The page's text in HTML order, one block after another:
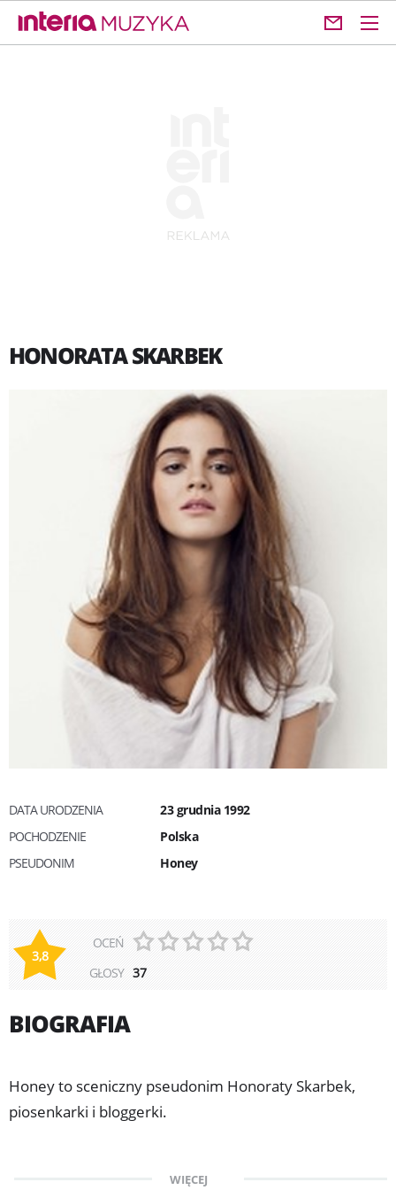
HONORATA SKARBEK
DATA URODZENIA
23 grudnia 1992
POCHODZENIE
Polska
PSEUDONIM
Honey
3,8
OCEŃ
GŁOSY 37
BIOGRAFIA
Honey to sceniczny pseudonim Honoraty Skarbek,
piosenkarki i bloggerki.
udzielania się w piosenkach innych wykonawców,
WIĘCEJ